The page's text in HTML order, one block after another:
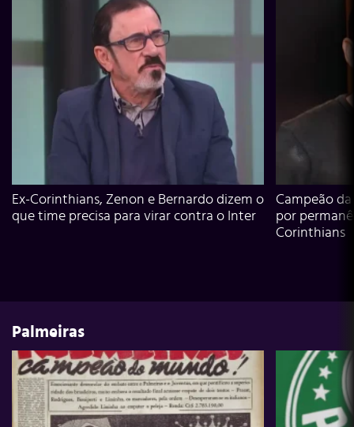
Ex-Corinthians, Zenon e Bernardo dizem o
que time precisa para virar contra o Inter
Campeão
por
Corinthians
Palmeiras